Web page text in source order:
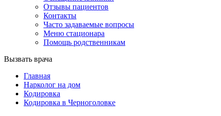
Отзывы пациентов
Контакты
Часто задаваемые вопросы
Меню стационара
Помощь родственникам
Вызвать врача
Главная
Нарколог на дом
Кодировка
Кодировка в Черноголовке